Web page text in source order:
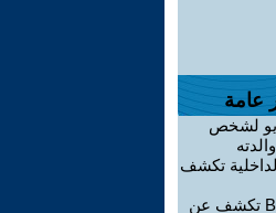
عامة
لشخص
تكشف
Blue Origin تكشف عن